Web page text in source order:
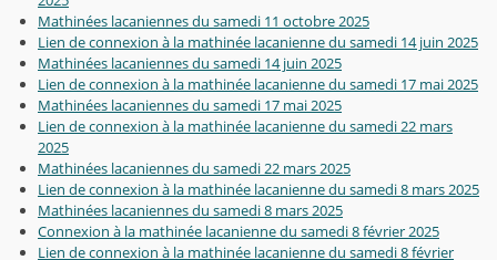
Mathinées lacaniennes du samedi 11 octobre 2025
Lien de connexion à la mathinée lacanienne du samedi 14 juin 2025
Mathinées lacaniennes du samedi 14 juin 2025
Lien de connexion à la mathinée lacanienne du samedi 17 mai 2025
Mathinées lacaniennes du samedi 17 mai 2025
Lien de connexion à la mathinée lacanienne du samedi 22 mars
2025
Mathinées lacaniennes du samedi 22 mars 2025
Lien de connexion à la mathinée lacanienne du samedi 8 mars 2025
Mathinées lacaniennes du samedi 8 mars 2025
Connexion à la mathinée lacanienne du samedi 8 février 2025
Lien de connexion à la mathinée lacanienne du samedi 8 février